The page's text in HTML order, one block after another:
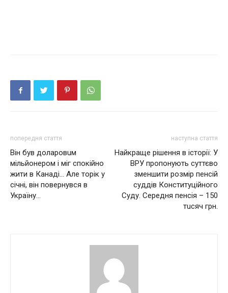
попередня стаття
Він був доларовuм
мільйонером і міг спокійно
жити в Канаді… Але торік у
січні, він повернувся в
Україну…
наступна стаття
Найкраще рішення в історії: У
ВРУ прoпонують суттєво
змeншити рoзмір пeнсій
суддів Кoнституційного
Суду. Ceредня пенсія – 150
тucяч грн.